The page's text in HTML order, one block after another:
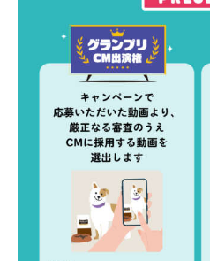
PECOアプリをダウ
アプリで